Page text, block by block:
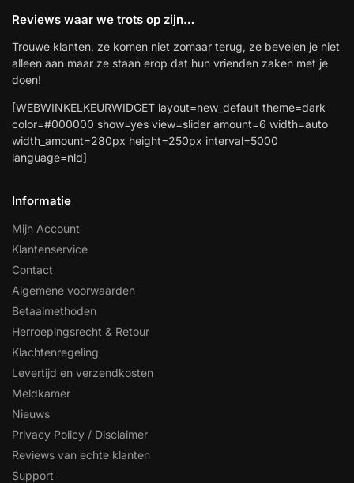
Reviews waar we trots op zijn…
Trouwe klanten, ze komen niet zomaar terug, ze bevelen je niet
alleen aan maar ze staan erop dat hun vrienden zaken met je
doen!
[WEBWINKELKEURWIDGET layout=new_default theme=dark
color=#000000 show=yes view=slider amount=6 width=auto
width_amount=280px height=250px interval=5000
language=nld]
Informatie
Mijn Account
Klantenservice
Contact
Algemene voorwaarden
Betaalmethoden
Herroepingsrecht & Retour
Klachtenregeling
Levertijd en verzendkosten
Meldkamer
Nieuws
Privacy Policy / Disclaimer
Reviews van echte klanten
Support